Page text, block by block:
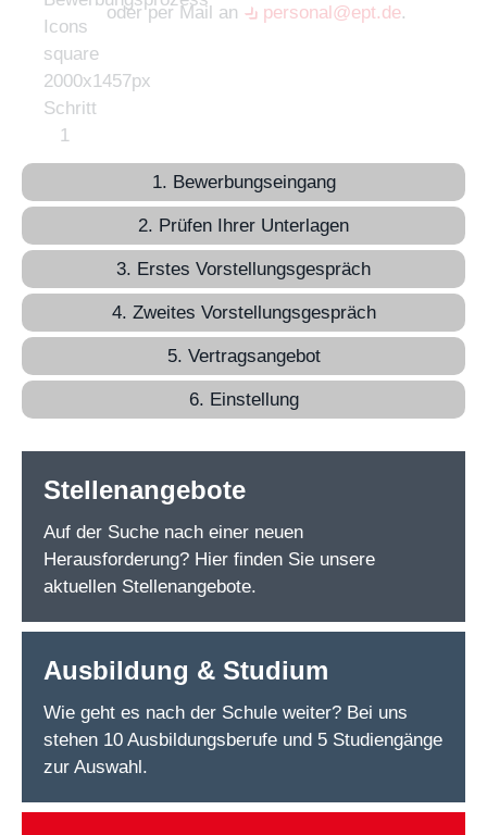
oder per Mail an
personal@ept.de.
1. Bewerbungseingang
2. Prüfen Ihrer Unterlagen
3. Erstes Vorstellungsgespräch
4. Zweites Vorstellungsgespräch
5. Vertragsangebot
6. Einstellung
Stellenangebote
Auf der Suche nach einer neuen
Herausforderung? Hier finden Sie unsere
aktuellen Stellenangebote.
Ausbildung & Studium
Wie geht es nach der Schule weiter? Bei uns
stehen 10 Ausbildungsberufe und 5 Studiengänge
zur Auswahl.